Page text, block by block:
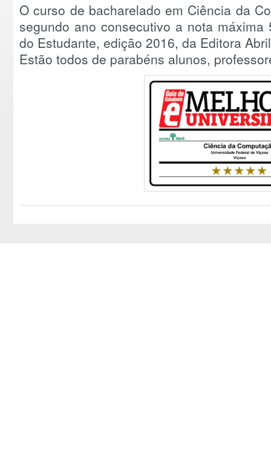
O curso de bacharelado em Ciência da
segundo ano consecutivo a nota
do Estudante, edição 2016, da Editora
Estão todos de parabéns alunos,